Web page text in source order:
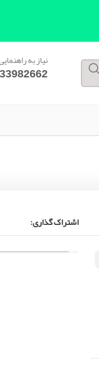
نیاز به
33982662 - 021
اشتراک گذاری: